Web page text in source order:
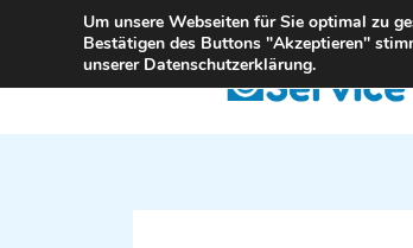
springen
Um unsere Webseiten für Sie optimal zu
Bestätigen des Buttons "Akzeptieren"
unserer Datenschutzerklärung.